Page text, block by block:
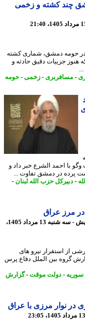
چند کشته و زخمی
حومه دمشق، شماری کشته
جزییات دقیق حادثه و
مسافربری - زخمی-حومه
احمد الشرع خبر داد و
در دمشق تفاوت ...
دبیرکل حزب الله لبنان-
عراق
6 روز پیش - سه شنبه 13 مرداد 1405،
استقرار نیرو های
بین الملل دفاع پرس
- دولت موقت-گزارش
نوار مرزی با عراق